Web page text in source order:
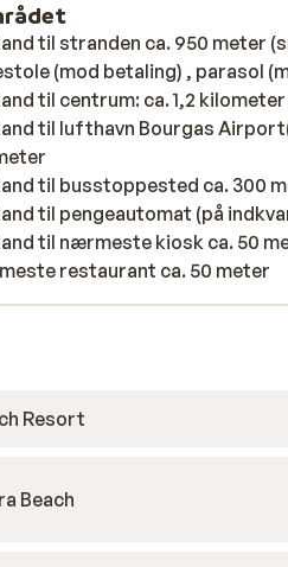
en een koffiebar. De
is ook leuk. Leuk voor
maar ook voor de rustige
til stranden ca. 950 meter
(mod betaling) , parasol
til centrum: ca. 1,2 kilometer
til lufthavn Bourgas
til busstoppested ca. 300
til pengeautomat (på
til nærmeste kiosk ca. 50
restaurant ca. 50 meter
Resort
Beach